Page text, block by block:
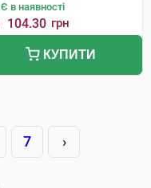
Є в наявності
104.30 грн
КУПИТИ
7 ›